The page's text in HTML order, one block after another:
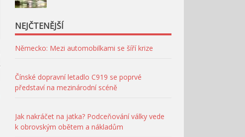
NEJČTENĚJŠÍ
Německo: Mezi automobilkami se šíří krize
Čínské dopravní letadlo C919 se poprvé
představí na mezinárodní scéně
Jak nakráčet na jatka? Podceňování války vede
k obrovským obětem a nákladům